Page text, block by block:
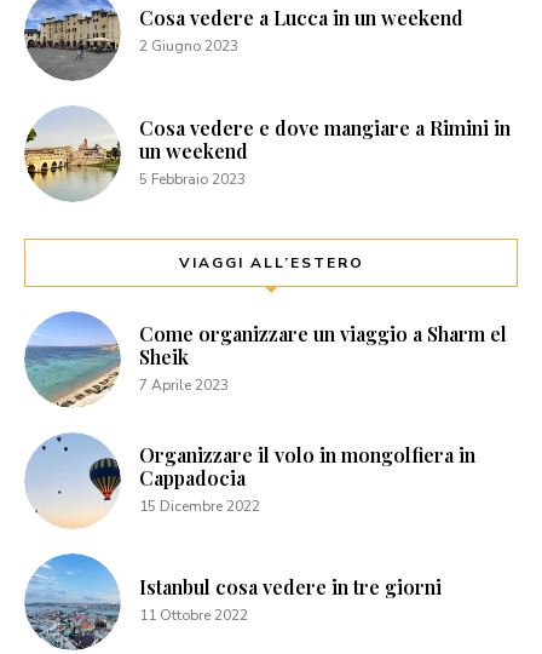
Cosa vedere a Lucca in un weekend
2 Giugno 2023
Cosa vedere e dove mangiare a Rimini in
un weekend
5 Febbraio 2023
VIAGGI ALL’ESTERO
Come organizzare un viaggio a Sharm el
Sheik
7 Aprile 2023
Organizzare il volo in mongolfiera in
Cappadocia
15 Dicembre 2022
Istanbul cosa vedere in tre giorni
11 Ottobre 2022